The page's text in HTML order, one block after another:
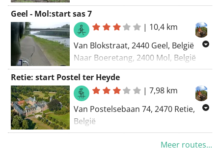
Naar: Kievermont, Geel, Antwerpen,
Vlaanderen
Routering: Wandel - mooiste
Geel - Mol:start sas 7
| 10,4 km
Van Blokstraat, 2440 Geel, België
Naar Boeretang, 2400 Mol, België
Routering Wandel - mooiste
Retie: start Postel ter Heyde
|7,98 km
Van Postelsebaan 74, 2470 Retie,
België
Naar Postelsebaan, 2470 Retie,
Meer routes...